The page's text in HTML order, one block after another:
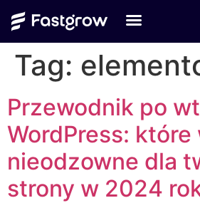
Tag:
Przewodnik po
WordPress:
nieodzowne dla
strony w 2024